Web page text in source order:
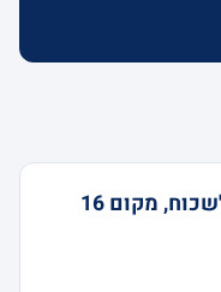
עונת 2024-25: השנה שנרצה לשכוח, מקום 16